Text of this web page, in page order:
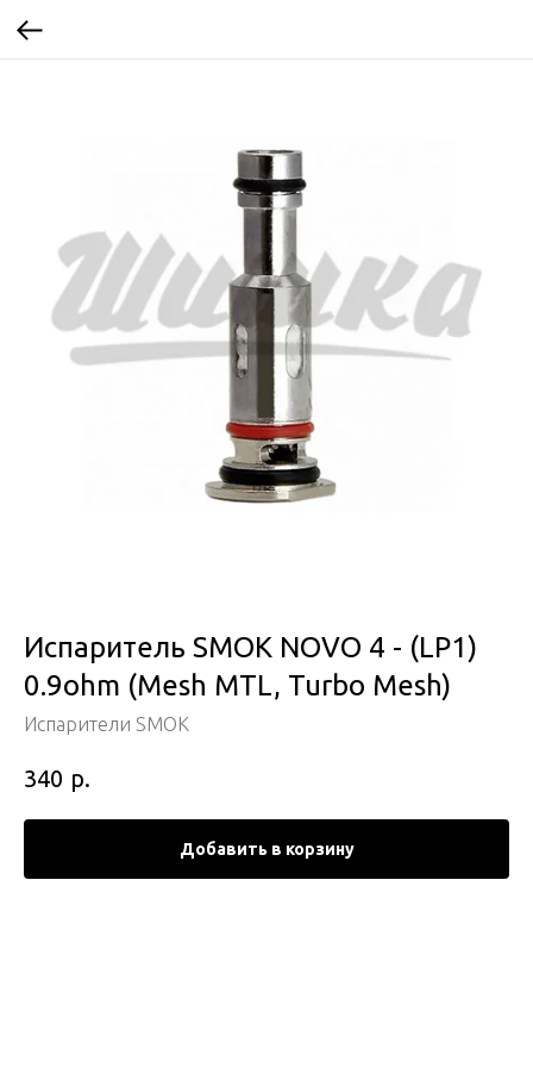
Испаритель SMOK NOVO 4 - (LP1)
0.9ohm (Mesh MTL, Turbo Mesh)
Испарители SMOK
340 р.
Добавить в корзину